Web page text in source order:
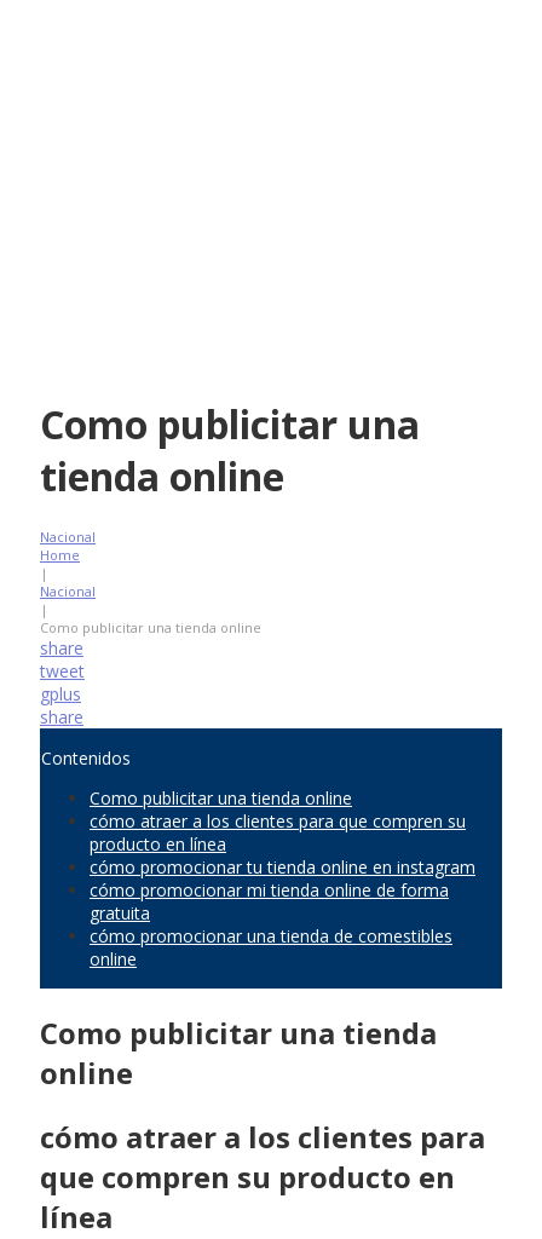
Como publicitar una
tienda online
Nacional
Home
|
Nacional
|
Como publicitar una tienda online
share
tweet
gplus
share
Contenidos
Como publicitar una tienda online
cómo atraer a los clientes para que compren su
producto en línea
cómo promocionar tu tienda online en instagram
cómo promocionar mi tienda online de forma
gratuita
cómo promocionar una tienda de comestibles
online
Como publicitar una tienda
online
cómo atraer a los clientes para
que compren su producto en
línea